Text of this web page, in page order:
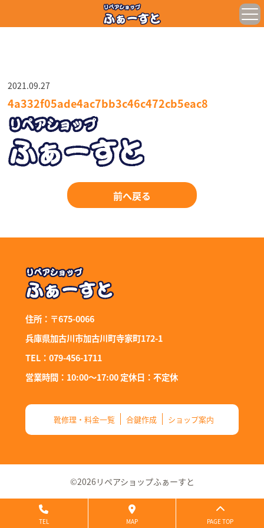
2021.09.27
4a332f05ade4ac7bb3c46c472cb5eac8
前へ戻る
住所：〒675-0066
兵庫県加古川市加古川町寺家町172-1
TEL：079-456-1711
営業時間：10:00～17:00 定休日：不定休
靴修理・料金一覧 合鍵作成 ショップ案内
TEL MAP PAGE TOP
©2026リペアショップふぁーすと